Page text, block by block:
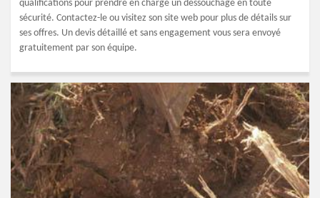
qualifications pour prendre en charge un dessouchage en toute
sécurité. Contactez-le ou visitez son site web pour plus de détails sur
ses offres. Un devis détaillé et sans engagement vous sera envoyé
gratuitement par son équipe.